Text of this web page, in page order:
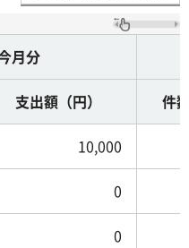
月分
支出額（円） 件
10,000
0
0